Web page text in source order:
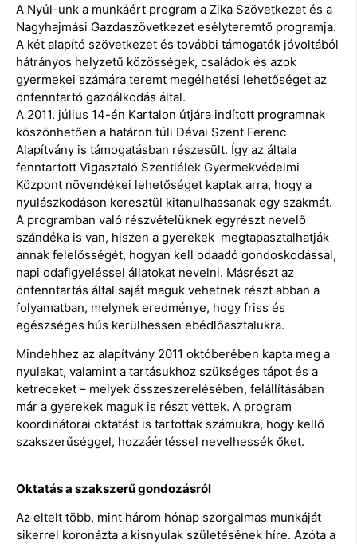
A Nyúl-unk a munkáért program a Zika Szövetkezet és a
Nagyhajmási Gazdaszövetkezet esélyteremtő programja.
A két alapító szövetkezet és további támogatók jóvoltából
hátrányos helyzetű közösségek, családok és azok
gyermekei számára teremt megélhetési lehetőséget az
önfenntartó gazdálkodás által.
A 2011. július 14-én Kartalon útjára indított programnak
köszönhetően a határon túli Dévai Szent Ferenc
Alapítvány is támogatásban részesült. Így az általa
fenntartott Vigasztaló Szentlélek Gyermekvédelmi
Központ növendékei lehetőséget kaptak arra, hogy a
nyulászkodáson keresztül kitanulhassanak egy szakmát.
A programban való részvételüknek egyrészt nevelő
szándéka is van, hiszen a gyerekek megtapasztalhatják
annak felelősségét, hogyan kell odaadó gondoskodással,
napi odafigyeléssel állatokat nevelni. Másrészt az
önfenntartás által saját maguk vehetnek részt abban a
folyamatban, melynek eredménye, hogy friss és
egészséges hús kerülhessen ebédlőasztalukra.
Mindehhez az alapítvány 2011 októberében kapta meg a
nyulakat, valamint a tartásukhoz szükséges tápot és a
ketreceket – melyek összeszerelésében, felállításában
már a gyerekek maguk is részt vettek. A program
koordinátorai oktatást is tartottak számukra, hogy kellő
szakszerűséggel, hozzáértéssel nevelhessék őket.
Oktatás a szakszerű gondozásról
Az eltelt több, mint három hónap szorgalmas munkáját
sikerrel koronázta a kisnyulak születésének híre. Azóta a